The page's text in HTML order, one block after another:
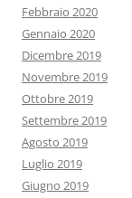
Febbraio 2020
Gennaio 2020
Dicembre 2019
Novembre 2019
Ottobre 2019
Settembre 2019
Agosto 2019
Luglio 2019
Giugno 2019